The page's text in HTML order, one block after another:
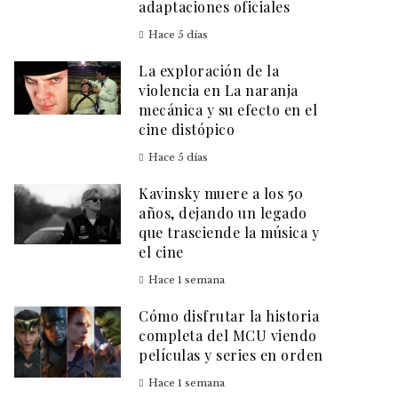
adaptaciones oficiales
Hace 5 días
La exploración de la
violencia en La naranja
mecánica y su efecto en el
cine distópico
Hace 5 días
Kavinsky muere a los 50
años, dejando un legado
que trasciende la música y
el cine
Hace 1 semana
Cómo disfrutar la historia
completa del MCU viendo
películas y series en orden
Hace 1 semana